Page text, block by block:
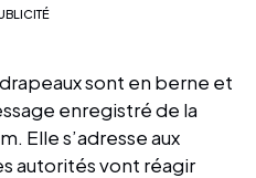
sont en berne et
enregistré de la
Elle s’adresse aux
autorités vont réagir